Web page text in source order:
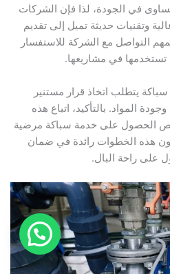
في الجودة، لذا فإن الشركات
وتقنيات حديثة تميل إلى تقديم
التواصل مع الشركة للاستفسار
تستخدمها في مشاريعها.
يتطلب اتخاذ قرار مستنير
المواد. بالتأكيد، اتباع هذه
الحصول على خدمة سباكة مرضية
هذه الخطوات رائدة في ضمان
على راحة البال.